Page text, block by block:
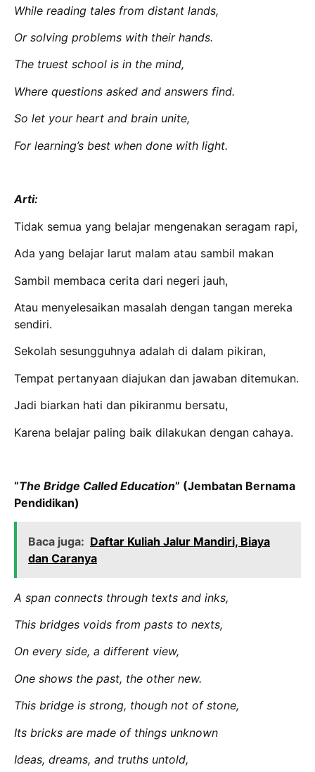
While reading tales from distant lands,
Or solving problems with their hands.
The truest school is in the mind,
Where questions asked and answers find.
So let your heart and brain unite,
For learning’s best when done with light.
Arti:
Tidak semua yang belajar mengenakan seragam rapi,
Ada yang belajar larut malam atau sambil makan
Sambil membaca cerita dari negeri jauh,
Atau menyelesaikan masalah dengan tangan mereka
sendiri.
Sekolah sesungguhnya adalah di dalam pikiran,
Tempat pertanyaan diajukan dan jawaban ditemukan.
Jadi biarkan hati dan pikiranmu bersatu,
Karena belajar paling baik dilakukan dengan cahaya.
“The Bridge Called Education” (Jembatan Bernama
Pendidikan)
Baca juga: Daftar Kuliah Jalur Mandiri, Biaya
dan Caranya
A span connects through texts and inks,
This bridges voids from pasts to nexts,
On every side, a different view,
One shows the past, the other new.
This bridge is strong, though not of stone,
Its bricks are made of things unknown
Ideas, dreams, and truths untold,